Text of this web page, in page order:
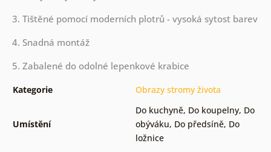
3. Tištěné pomocí moderních plotrů - vysoká sytost barev
4. Snadná montáž
5. Zabalené do odolné lepenkové krabice
Kategorie Obrazy stromy života
Umístění
Do kuchyně, Do koupelny, Do
obýváku, Do předsíně, Do
ložnice